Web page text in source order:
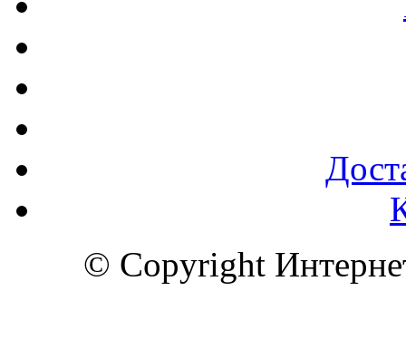
© Copyright